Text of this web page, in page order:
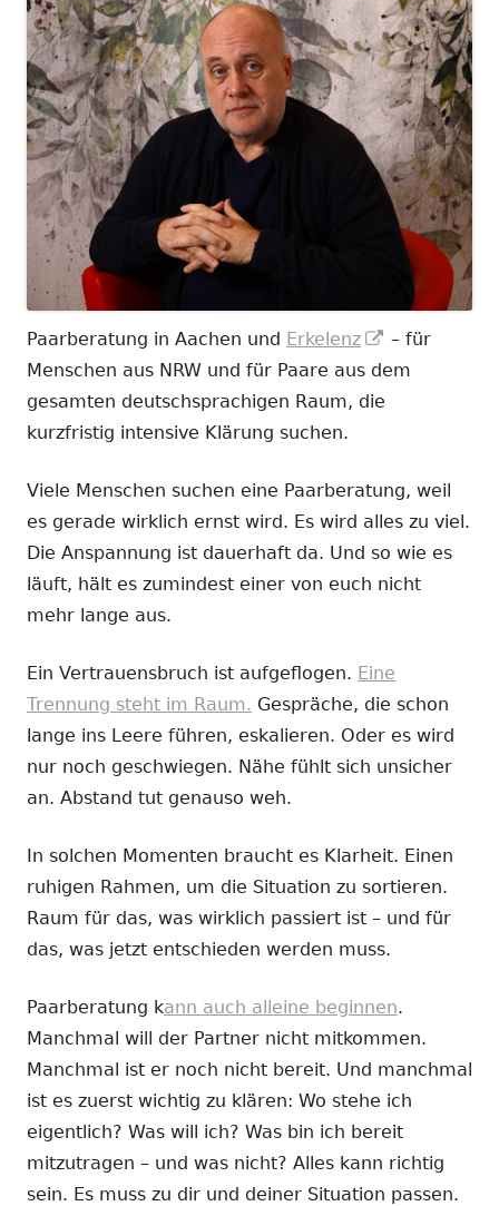
Paarberatung in Aachen und Erkelenz
In
neuem
– für
Menschen aus NRW und für Paare aus dem
gesamten deutschsprachigen Raum, die
kurzfristig intensive Klärung suchen.
Viele Menschen suchen eine Paarberatung, weil
es gerade wirklich ernst wird. Es wird alles zu viel.
Die Anspannung ist dauerhaft da. Und so wie es
läuft, hält es zumindest einer von euch nicht
mehr lange aus.
Ein Vertrauensbruch ist aufgeflogen. Eine
Trennung steht im Raum. Gespräche, die schon
lange ins Leere führen, eskalieren. Oder es wird
nur noch geschwiegen. Nähe fühlt sich unsicher
an. Abstand tut genauso weh.
In solchen Momenten braucht es Klarheit. Einen
ruhigen Rahmen, um die Situation zu sortieren.
Raum für das, was wirklich passiert ist – und für
das, was jetzt entschieden werden muss.
Paarberatung kann auch alleine beginnen.
Manchmal will der Partner nicht mitkommen.
Manchmal ist er noch nicht bereit. Und manchmal
ist es zuerst wichtig zu klären: Wo stehe ich
eigentlich? Was will ich? Was bin ich bereit
mitzutragen – und was nicht? Alles kann richtig
sein. Es muss zu dir und deiner Situation passen.